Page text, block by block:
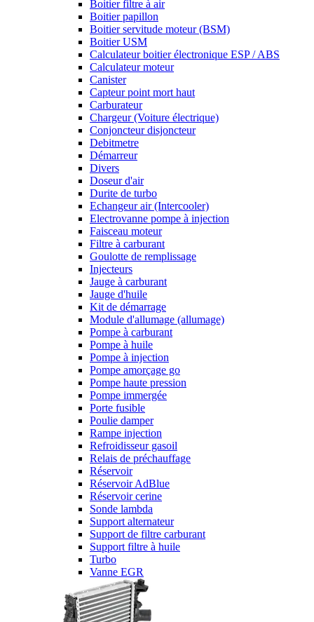
Boitier filtre à air
Boitier papillon
Boitier servitude moteur (BSM)
Boitier USM
Calculateur boitier électronique ESP / ABS
Calculateur moteur
Canister
Capteur point mort haut
Carburateur
Chargeur (Voiture électrique)
Conjoncteur disjoncteur
Debitmetre
Démarreur
Divers
Doseur d'air
Durite de turbo
Echangeur air (Intercooler)
Electrovanne pompe à injection
Faisceau moteur
Filtre à carburant
Goulotte de remplissage
Injecteurs
Jauge à carburant
Jauge d'huile
Kit de démarrage
Module d'allumage (allumage)
Pompe à carburant
Pompe à huile
Pompe à injection
Pompe amorçage go
Pompe haute pression
Pompe immergée
Porte fusible
Poulie damper
Rampe injection
Refroidisseur gasoil
Relais de préchauffage
Réservoir
Réservoir AdBlue
Réservoir cerine
Sonde lambda
Support alternateur
Support de filtre carburant
Support filtre à huile
Turbo
Vanne EGR